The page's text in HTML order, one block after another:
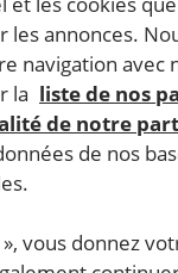
annonces.
navigation avec
la liste de nos
de notre
de nos
», vous donnez